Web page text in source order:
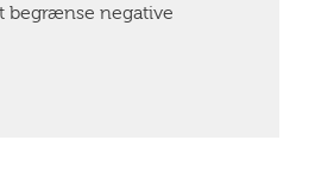
begrænse negative